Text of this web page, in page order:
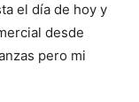
el día de hoy y
desde
pero mi